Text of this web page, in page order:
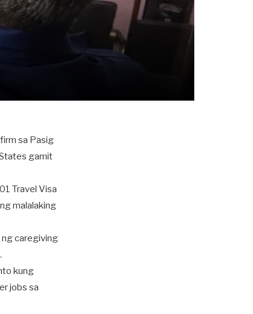
sa Pasig
gamit
Travel Visa
malalaking
caregiving
kung
jobs sa